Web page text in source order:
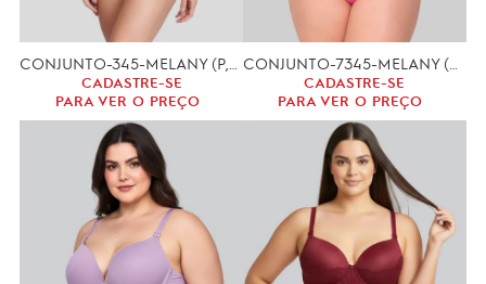
CADASTRE-SE
PARA VER O PREÇO
CADASTRE-SE
PARA VER O PREÇO